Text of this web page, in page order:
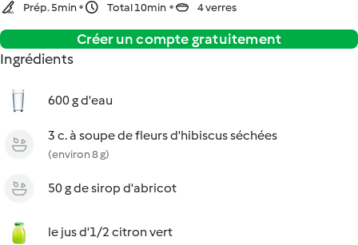
Prép. 5min Total 10min 4 verres
Créer un compte gratuitement
Ingrédients
600 g d'eau
3 c. à soupe de fleurs d'hibiscus séchées
(environ 8 g)
50 g de sirop d'abricot
le jus d'1/2 citron vert